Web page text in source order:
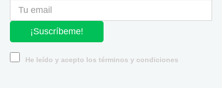
¡Suscríbeme!
He leído y acepto los términos y condiciones